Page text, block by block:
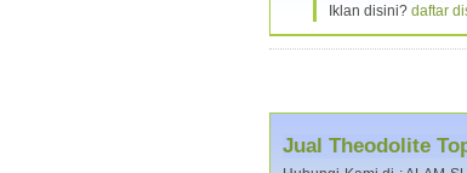
Iklan disini? daftar
Jual Theodolite